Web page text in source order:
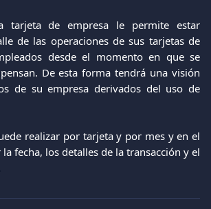
tarjeta de empresa le permite estar
de las operaciones de sus tarjetas de
desde el momento en que se
De esta forma tendrá una visión
de su empresa derivados del uso de
realizar por tarjeta y por mes y en el
fecha, los detalles de la transacción y el